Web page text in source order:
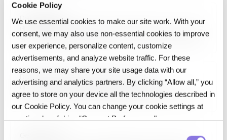
Cookie Policy
We use essential cookies to make our site work. With your
consent, we may also use non‑essential cookies to improve
user experience, personalize content, customize
advertisements, and analyze website traffic. For these
reasons, we may share your site usage data with our
advertising and analytics partners. By clicking “Allow all,” you
agree to store on your device all the technologies described in
our Cookie Policy. You can change your cookie settings at
any time by clicking “Consent Preferences."
개인정보보호위원회도 유사한 역할을 수행합니다. 규제 집행, 인식 제고,
기업 가이던스가 주요 업무입니다.
Data Pipeline
데이터 파이프라인은 데이터를 소스에서 목적지로 배치 또는 스트리밍으로
옮기고 변환하며, 전달만으로는 데이터가 AI-ready가 되지 않는 이유를
설명합니다.
Data Science and Predictive Analytics
데이터 과학과 예측 분석(Data Science and Predictive
Analytics)은 과거 데이터로 미래 결과를 예측하는 데이터 과학의 한 응용
영역입니다. 회귀 분석, 시계열 예측, 분류, 앙상블 기법을 활용해 고객 이탈,
수요 예측, 리스크 평가, 장비 고장 예측 등에 적용합니다. 비즈니스